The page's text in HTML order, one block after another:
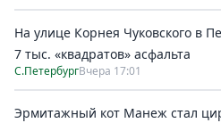
На улице Корнея Чуковского в
7 тыс. «квадратов» асфальта
С.ПетербургВчера 17:01
Эрмитажный кот Манеж стал